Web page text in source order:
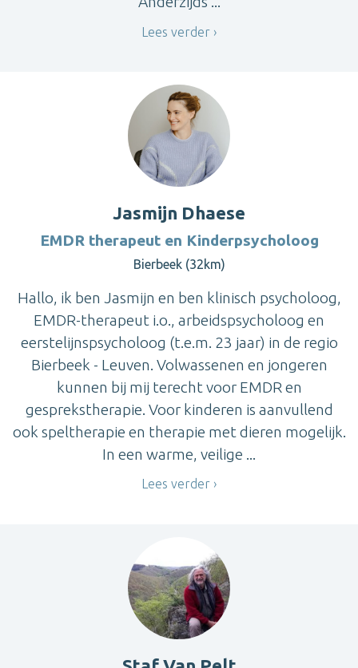
Lees verder
Jasmijn Dhaese
EMDR therapeut en Kinderpsycholoog
Bierbeek (32km)
Hallo, ik ben Jasmijn en ben klinisch psycholoog,
EMDR-therapeut i.o., arbeidspsycholoog en
eerstelijnspsycholoog (t.e.m. 23 jaar) in de regio
Bierbeek - Leuven. Volwassenen en jongeren
kunnen bij mij terecht voor EMDR en
gesprekstherapie. Voor kinderen is aanvullend
ook speltherapie en therapie met dieren mogelijk.
In een warme, veilige ...
Lees verder